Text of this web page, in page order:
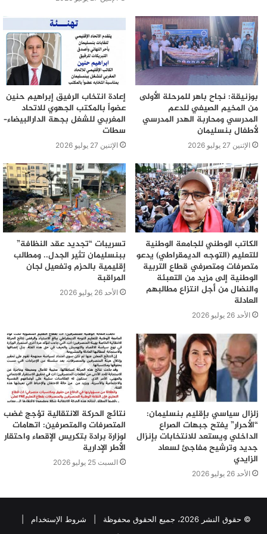
بوزنيقة: نجاح باهر للمرحلة الأولى
من المخيم الصيفي للدعم
المدرسي ومحاربة الهدر المدرسي
لأطفال بنسليمان
الإثنين 27 يوليو 2026
إعادة انتخاب الرفيق إبراهيم حنين
عضواً بالمكتب الجهوي للاتحاد
المغربي للشغل بجهة الدارالبيضاء–
سطات
الإثنين 27 يوليو 2026
الكاتب الوطني للجامعة الوطنية
للتعليم (التوجه الديمقراطي) يدعو
متصرفات ومتصرفي قطاع التربية
الوطنية إلى مزيد من التعبئة
والنضال من أجل انتزاع مطالبهم
العادلة
الأحد 26 يوليو 2026
تسريبات “تجديد عقد النظافة”
ببنسليمان تثير الجدل.. ومطالب
إقليمية بالحزم وتفعيل لجان
المراقبة
الأحد 26 يوليو 2026
زلزال سياسي بإقليم بنسليمان:
“الأحرار” يفتح جبهات الصراع
الداخلي ويستعد للانتخابات بإنزال
جديد وترشيح مفاجئ لسعاد
الزايدي
الأحد 26 يوليو 2026
نتائج الحركة الانتقالية تؤجج غضب
المتصرفات والمتصرفين: اتهامات
لوزارة برادة بتكريس الإقصاء واحتقار
الأطر الإدارية
السبت 25 يوليو 2026
© حقوق النشر 2026، جميع الحقوق محفوظة | شروط الإستخدام